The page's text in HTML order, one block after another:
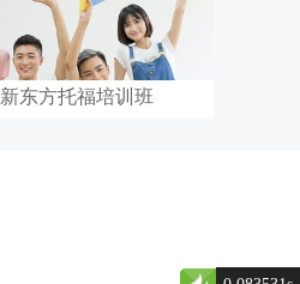
新东方托福培训班